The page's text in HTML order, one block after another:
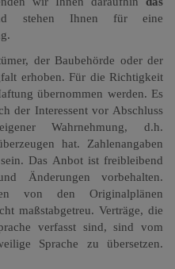
stehen Ihnen für eine
der Baubehörde oder der
erhoben. Für die Richtigkeit
übernommen werden. Es
der Interessent vor Abschluss
Wahrnehmung, d.h.
hat. Zahlenangaben
Das Anbot ist freibleibend
Änderungen vorbehalten.
von den Originalplänen
maßstabgetreu. Verträge, die
verfasst sind, sind vom
Sprache zu übersetzen.